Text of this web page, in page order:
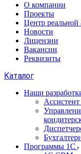
О компании
Проекты
Центр реальной
Новости
Лицензии
Вакансии
Реквизиты
Каталог
Наши
Программы 1С